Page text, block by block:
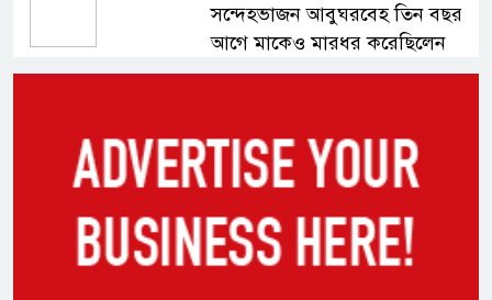
সন্দেহভাজন আবুঘরবেহ তিন বছর
আগে মাকেও মারধর করেছিলেন
দুর্জয়কেও আলোচনায় আনতে
বললেন তামিম